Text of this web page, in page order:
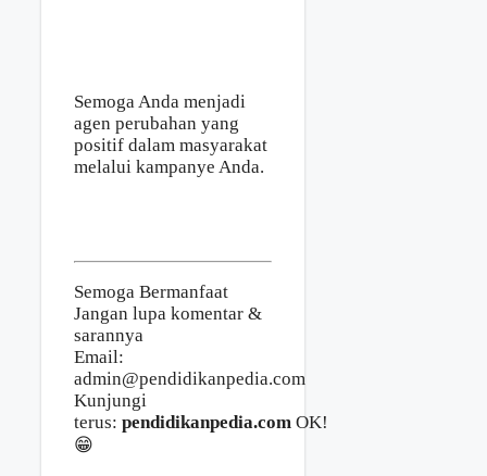
Semoga Anda menjadi
agen perubahan yang
positif dalam masyarakat
melalui kampanye Anda.
Semoga Bermanfaat
Jangan lupa komentar &
sarannya
Email:
admin@pendidikanpedia.com
Kunjungi
terus: pendidikanpedia.com OK!
😁